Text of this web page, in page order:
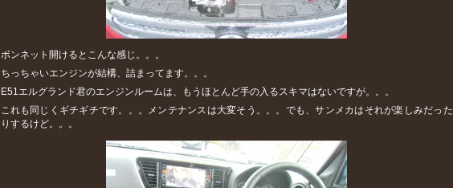
ボンネット開けるとこんな感じ。。。
ちっちゃいエンジンが結構、詰まってます。。。
E51エルグランド君のエンジンルームは、もうほとんど手の入るスキマはないですが。。。
これも同じくギチギチです。。。メンテナンスは大変そう。。。でも、サンメカはそれが楽しみだった
りするけど。。。